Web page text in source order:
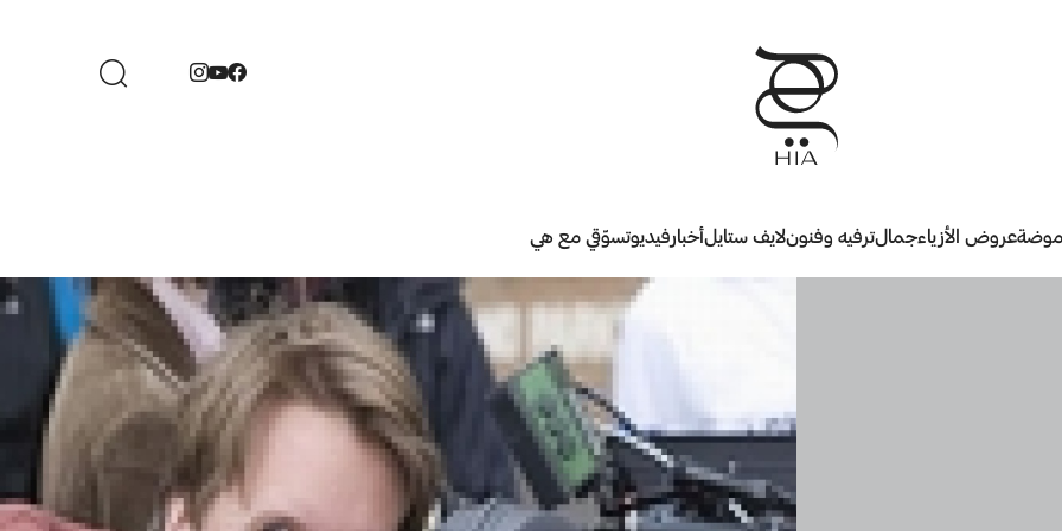
موضةعروض الأزياءجمالترفيه وفنونلايف ستايلأخبارفيديوتسوّقي مع هي